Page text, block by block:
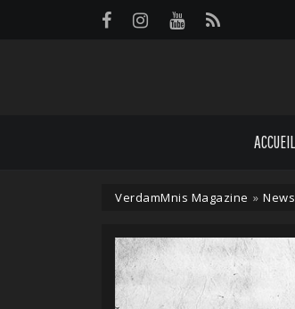
ACCUEIL
VerdamMnis Magazine » News
Panneau de gestion des cookies